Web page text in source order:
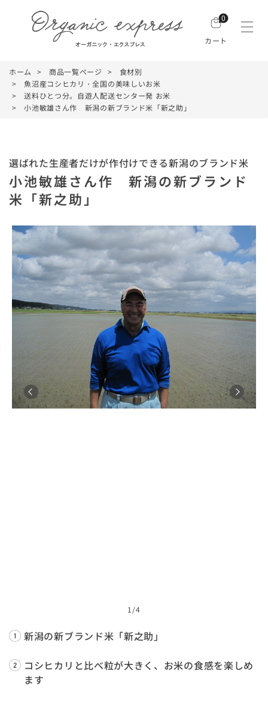
0
カート
ホーム 商品一覧ページ
食材別
魚沼産コシヒカリ・全国の美味しいお米
送料ひとつ分。自遊人配送センター発 お米
小池敏雄さん作 新潟の新ブランド米「新之助」
選ばれた生産者だけが作付けできる新潟のブランド米
小池敏雄さん作 新潟の新ブランド
米「新之助」
1 /4
新潟の新ブランド米「新之助」
コシヒカリと比べ粒が大きく、お米の食感を楽しめ
ます